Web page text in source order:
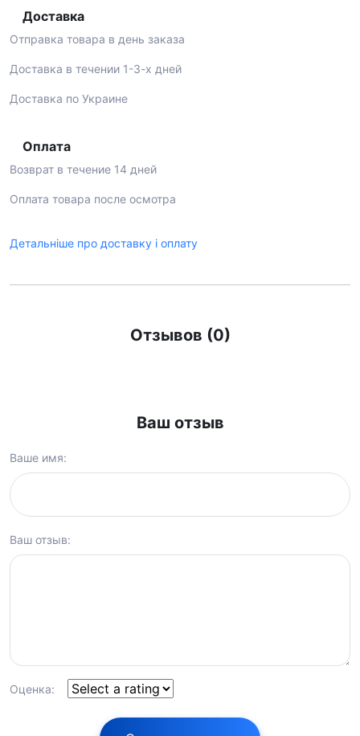
Доставка
Отправка товара в день заказа
Доставка в течении 1-3-х дней
Доставка по Украине
Оплата
Возврат в течение 14 дней
Оплата товара после осмотра
Детальніше про доставку і оплату
Отзывов (0)
Ваш отзыв
Ваше имя:
Ваш отзыв:
Оценка: